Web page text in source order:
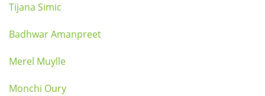
Tijana Simic
Badhwar Amanpreet
Merel Muylle
Monchi Oury